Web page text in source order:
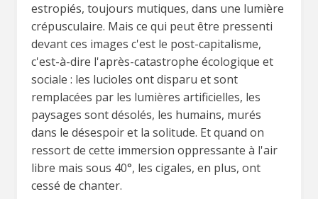
estropiés, toujours mutiques, dans une lumière
crépusculaire. Mais ce qui peut être pressenti
devant ces images c'est le post-capitalisme,
c'est-à-dire l'après-catastrophe écologique et
sociale : les lucioles ont disparu et sont
remplacées par les lumières artificielles, les
paysages sont désolés, les humains, murés
dans le désespoir et la solitude. Et quand on
ressort de cette immersion oppressante à l'air
libre mais sous 40°, les cigales, en plus, ont
cessé de chanter.